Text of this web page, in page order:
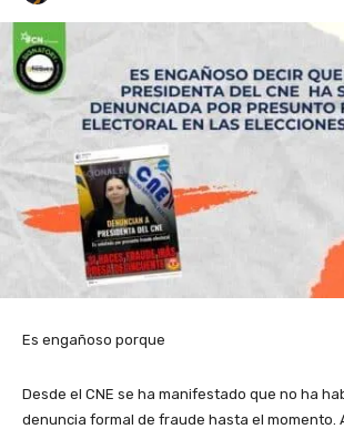
Es engañoso porque
Desde el CNE se ha manifestado que no ha
denuncia formal de fraude hasta el momento.